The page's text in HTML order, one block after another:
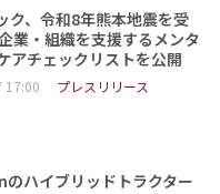
ク、令和8年熊本地震を受
業・組織を支援するメンタ
アチェックリストを公開
17:00 プレスリリース
ハイブリッドトラクター